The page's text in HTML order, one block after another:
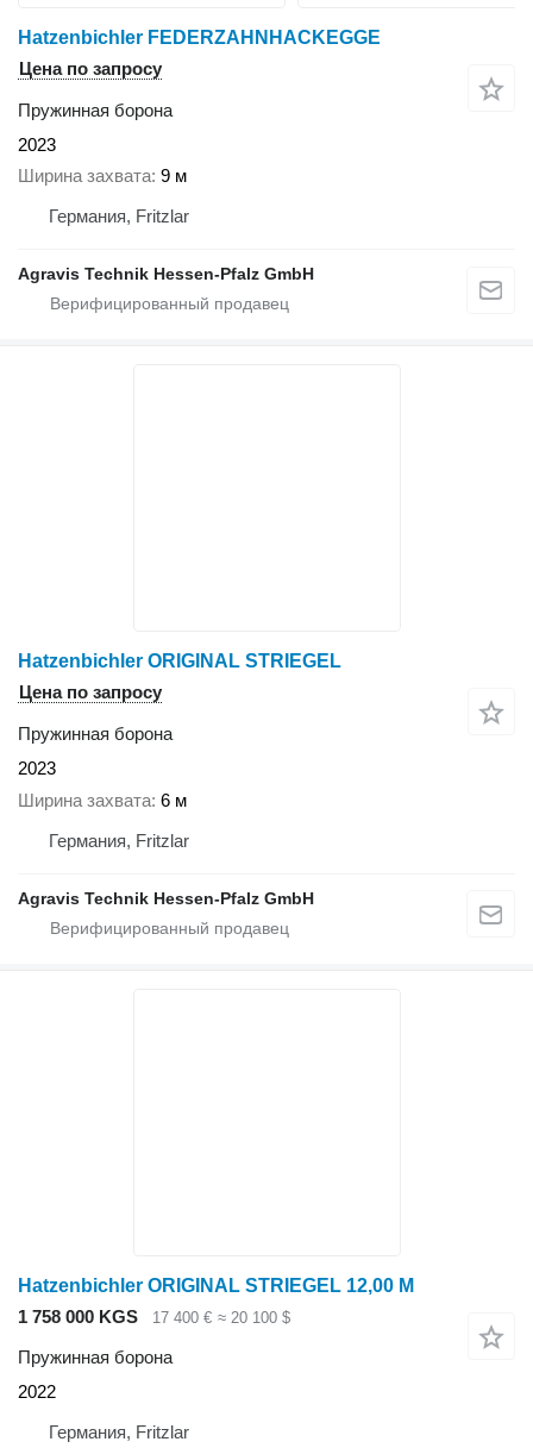
Hatzenbichler FEDERZAHNHACKEGGE
Цена по запросу
Пружинная борона
2023
Ширина захвата 9 м
Германия, Fritzlar
Agravis Technik Hessen-Pfalz GmbH
Hatzenbichler ORIGINAL STRIEGEL
Цена по запросу
Пружинная борона
2023
Ширина захвата 6 м
Германия, Fritzlar
Agravis Technik Hessen-Pfalz GmbH
Hatzenbichler ORIGINAL STRIEGEL 12,00 M
1 758 000 KGS
17 400 € ≈ 20 100 $
Пружинная борона
2022
Германия, Fritzlar